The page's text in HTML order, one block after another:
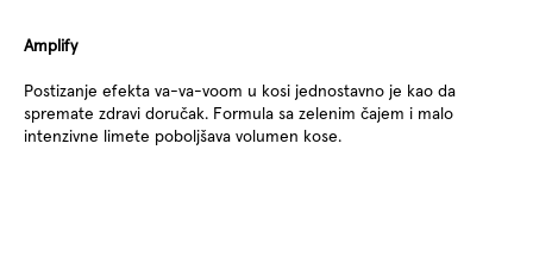
Amplify
Postizanje efekta va-va-voom u kosi jednostavno je kao da
spremate zdravi doručak. Formula sa zelenim čajem i malo
intenzivne limete poboljšava volumen kose.